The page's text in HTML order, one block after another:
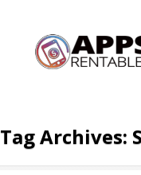
Tag Archives: